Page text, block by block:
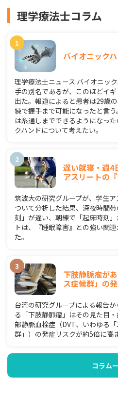
理学療法士コラム
バイオニック
理学療法士ニュース:バイオニッ
手の別名であるが、このほどイ
出た。報道によると患者は29歳
練で握手まで可能になったと言
は糸通しまでできるようになっ
クハンドについて考えたい。
遅い就寝・週4
アスリートの『
筑波大の研究グループが、学生
ついて分析した結果、深夜時間
刻」が遅い、朝練で「起床時刻
トは、『睡眠障害』との強い関
た。
下肢静脈瘤が
ス症候群」の
台湾の研究グループによる報告
る「下肢静脈瘤」はその見た目
部静脈血栓症（DVT、いわゆる
群」）の発症リスクが約5倍に高
コラム